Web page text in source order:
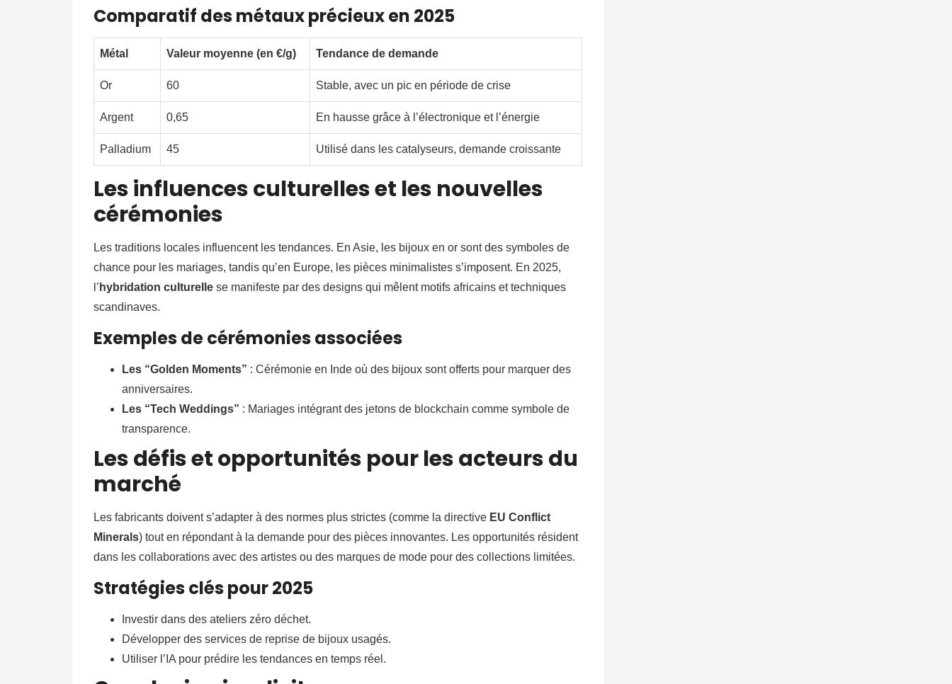
Comparatif des métaux précieux en 2025
Métal Valeur moyenne (en €/g) Tendance de demande
Or 60 Stable, avec un pic en période de crise
Argent 0,65 En hausse grâce à l’électronique et l’énergie
Palladium 45 Utilisé dans les catalyseurs, demande croissante
Les influences culturelles et les nouvelles
cérémonies
Les traditions locales influencent les tendances. En Asie, les bijoux en or sont des symboles de
chance pour les mariages, tandis qu’en Europe, les pièces minimalistes s’imposent. En 2025,
l’ hybridation culturelle se manifeste par des designs qui mêlent motifs africains et techniques
scandinaves.
Exemples de cérémonies associées
Les “Golden Moments” : Cérémonie en Inde où des bijoux sont offerts pour marquer des
anniversaires.
Les “Tech Weddings” : Mariages intégrant des jetons de blockchain comme symbole de
transparence.
Les défis et opportunités pour les acteurs du
marché
Les fabricants doivent s’adapter à des normes plus strictes (comme la directive EU Conflict
Minerals) tout en répondant à la demande pour des pièces innovantes. Les opportunités résident
dans les collaborations avec des artistes ou des marques de mode pour des collections limitées.
Stratégies clés pour 2025
Investir dans des ateliers zéro déchet.
Développer des services de reprise de bijoux usagés.
Utiliser l’IA pour prédire les tendances en temps réel.